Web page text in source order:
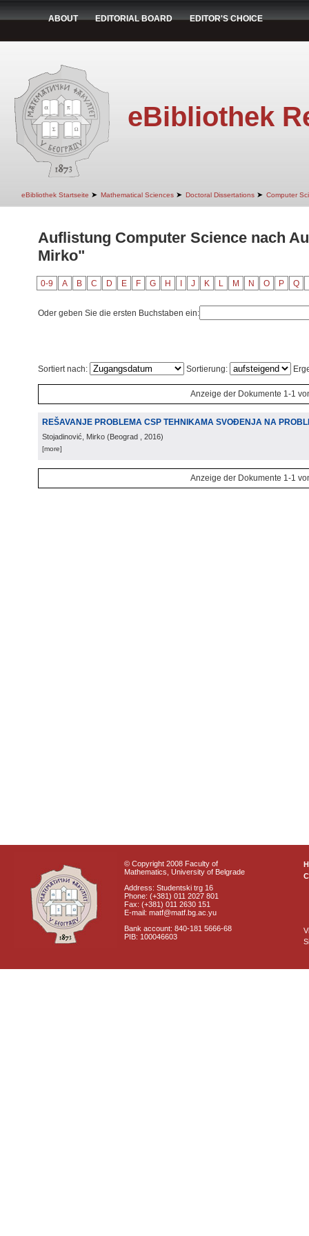
ABOUT EDITORIAL BOARD EDITOR'S CHOICE
eBibliothek
eBibliothek Startseite ➤ Mathematical Sciences ➤ Doctoral Dissertations ➤ Computer
Auflistung Computer Science nach
Mirko"
0-9 A B C D E F G H J K L M N O P Q
Oder geben Sie die ersten Buchstaben ein:
Sortiert nach: Sortierung:
Anzeige der Dokumente 1-1
REŠAVANJE PROBLEMA CSP TEHNIKAMA SVOÐENJA NA
Stojadinović, Mirko (Beograd , 2016)
[more]
Anzeige der Dokumente 1-1
© Copyright 2008 Faculty of
Mathematics, University of Belgrade
Address: Studentski trg 16
Phone: (+381) 011 2027 801
Fax: (+381) 011 2630 151
E-mail: matf@matf.bg.ac.yu
Bank account: 840-181 5666-68
PIB: 100046603